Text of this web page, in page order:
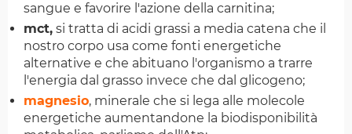
sangue e favorire l'azione della carnitina;
mct, si tratta di acidi grassi a media catena che il
nostro corpo usa come fonti energetiche
alternative e che abituano l'organismo a trarre
l'energia dal grasso invece che dal glicogeno;
magnesio, minerale che si lega alle molecole
energetiche aumentandone la biodisponibilità